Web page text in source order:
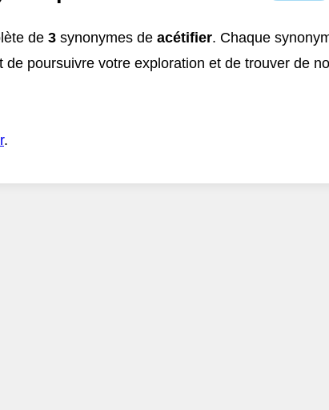
de 3 synonymes de acétifier. Chaque
de poursuivre votre exploration et de trouver de
.